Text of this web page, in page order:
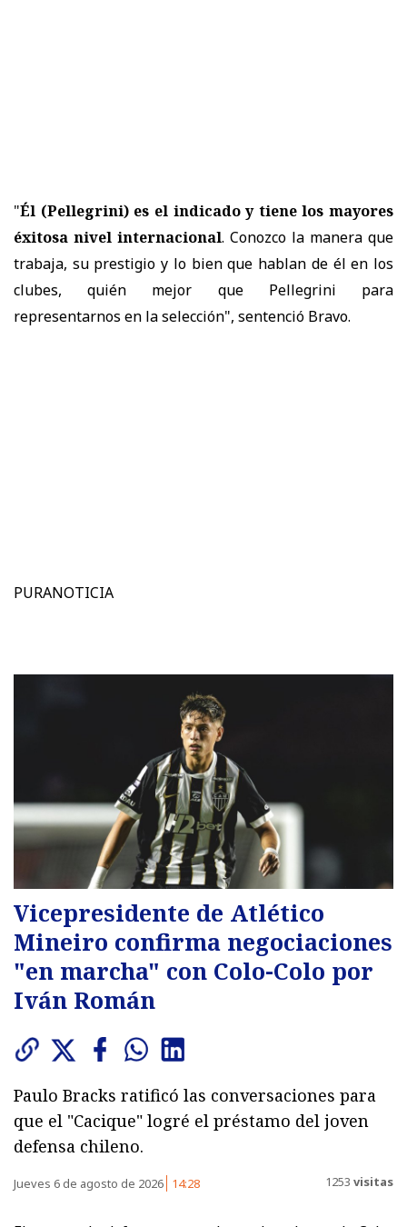
"Él (Pellegrini) es el indicado y tiene los mayores
éxitosa nivel internacional. Conozco la manera que
trabaja, su prestigio y lo bien que hablan de él en los
clubes, quién mejor que Pellegrini para
representarnos en la selección", sentenció Bravo.
PURANOTICIA
Vicepresidente de Atlético
Mineiro confirma negociaciones
"en marcha" con Colo-Colo por
Iván Román
Paulo Bracks ratificó las conversaciones para
que el "Cacique" logré el préstamo del joven
defensa chileno.
Jueves 6 de agosto de 2026 14:28 1253 visitas